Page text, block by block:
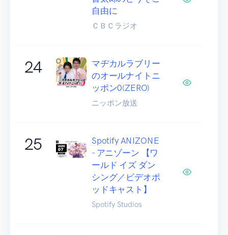
自由に
ＣＢＣラジオ
24
マヂカルラブリー
のオールナイトニ
ッポン0(ZERO)
ニッポン放送
25
Spotify ANIZONE
- アニゾーン 【ワ
ールド イズ ダン
シング／ビデオポ
ッドキャスト】
Spotify Studios